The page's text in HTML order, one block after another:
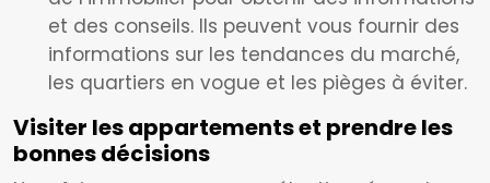
et des conseils. Ils peuvent vous fournir des
informations sur les tendances du marché,
les quartiers en vogue et les pièges à éviter.
Visiter les appartements et prendre les
bonnes décisions